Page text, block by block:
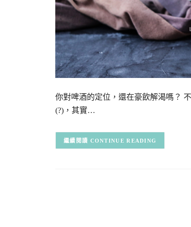
你對啤酒的定位，還在豪飲解渴嗎？
(?)，其實…
CONTINUE READING